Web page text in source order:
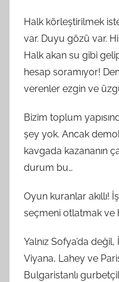
Halk körleştirilmek
var. Duyu gözü var.
Halk akan su gibi
hesap soramıyor!
verenler ezgin ve
Bizim toplum
şey yok. Ancak
kavgada kazananın
durum bu…
Oyun kuranlar akıllı!
seçmeni otlatmak ve
Yalnız Sofya’da
Viyana, Lahey ve
Bulgaristanlı